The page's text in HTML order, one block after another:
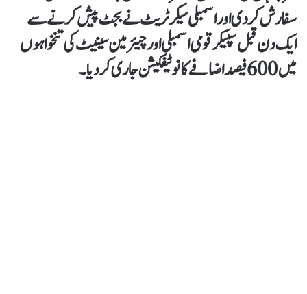
سفارش کر دی اور اسمبلی سیکرٹریٹ نے بجٹ پیش کرنے سے
ایک دن قبل سپیکر قومی اسمبلی اور چیئرمین سینیٹ کی تنخواہوں
میں 600فیصد اضافے کا نوٹیفکیشن جاری کر دیا ۔